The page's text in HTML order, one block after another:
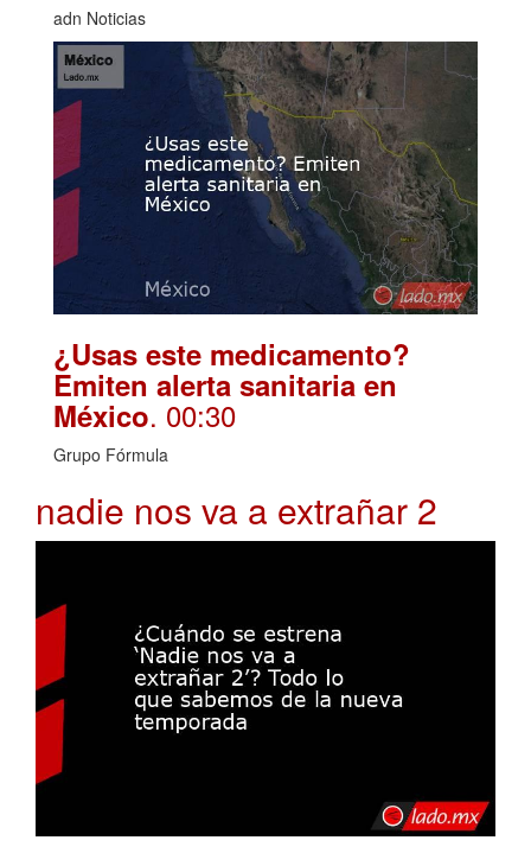
adn Noticias
¿Usas este medicamento?
Emiten alerta sanitaria en
México. 00:30
Grupo Fórmula
nadie nos va a extrañar 2